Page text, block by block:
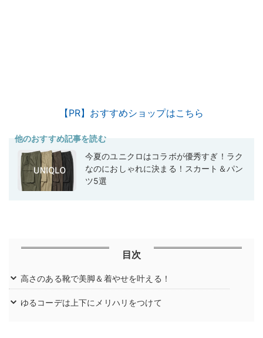
【PR】おすすめショップはこちら
他のおすすめ記事を読む
今夏のユニクロはコラボが優秀すぎ！ラク
なのにおしゃれに決まる！スカート＆パン
ツ5選
目次
高さのある靴で美脚＆着やせを叶える！
ゆるコーデは上下にメリハリをつけて